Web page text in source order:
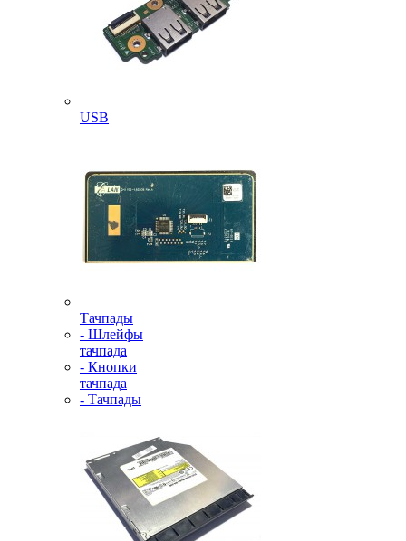
USB
Тачпады
- Шлейфы
тачпада
- Кнопки
тачпада
- Тачпады